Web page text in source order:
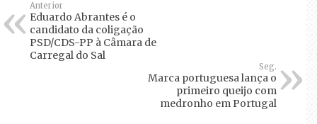
Anterior
Eduardo Abrantes é o
candidato da coligação
PSD/CDS-PP à Câmara de
Carregal do Sal
Seg.
Marca portuguesa lança o
primeiro queijo com
medronho em Portugal